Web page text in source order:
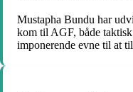
Mustapha Bundu har
kom til AGF, både
imponerende evne til at